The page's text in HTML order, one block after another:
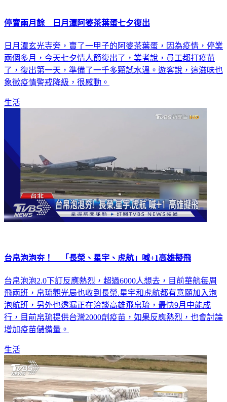
停賣兩月餘 日月潭阿婆茶葉蛋七夕復出
日月潭玄光寺旁，賣了一甲子的阿婆茶葉蛋，因為疫情，停業
兩個多月，今天七夕情人節復出了，業者說，員工都打疫苗
了，復出第一天，準備了一千多顆試水溫。遊客說，這滋味也
象徵疫情警戒降級，很感動。
生活
台帛泡泡夯！ 「長榮、星宇、虎航」喊+1高雄擬飛
台帛泡泡2.0下訂反應熱烈，超過6000人想去，目前華航每周
飛兩班，帛琉觀光局也收到長榮.星宇和虎航都有意願加入泡
泡航班，另外也透漏正在洽談高雄飛帛琉，最快9月中能成
行，目前帛琉提供台灣2000劑疫苗，如果反應熱烈，也會討論
增加疫苗儲備量。
生活